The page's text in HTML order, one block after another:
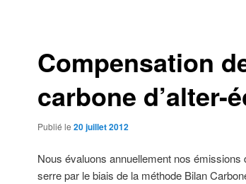
Compensation
carbone d’alter-
Publié le 20 juillet 2012
Nous évaluons annuellement nos émissions
serre par le biais de la méthode Bilan